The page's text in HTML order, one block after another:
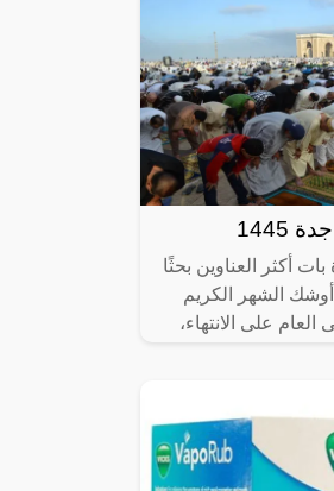
أكثر العناوين بحثًا
الشهر الكريم
على الانتهاء،